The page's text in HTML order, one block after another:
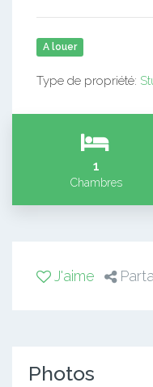
A louer
Type de propriété:
1
Chambres
J'aime
Photos